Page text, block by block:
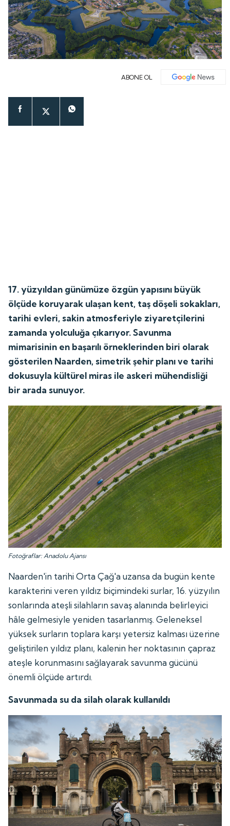
ABONE OL
17. yüzyıldan günümüze özgün yapısını büyük
ölçüde koruyarak ulaşan kent, taş döşeli sokakları,
tarihi evleri, sakin atmosferiyle ziyaretçilerini
zamanda yolculuğa çıkarıyor. Savunma
mimarisinin en başarılı örneklerinden biri olarak
gösterilen Naarden, simetrik şehir planı ve tarihi
dokusuyla kültürel miras ile askeri mühendisliği
bir arada sunuyor.
Fotoğraflar: Anadolu Ajansı
Naarden'in tarihi Orta Çağ'a uzansa da bugün kente
karakterini veren yıldız biçimindeki surlar, 16. yüzyılın
sonlarında ateşli silahların savaş alanında belirleyici
hâle gelmesiyle yeniden tasarlanmış. Geleneksel
yüksek surların toplara karşı yetersiz kalması üzerine
geliştirilen yıldız planı, kalenin her noktasının çapraz
ateşle korunmasını sağlayarak savunma gücünü
önemli ölçüde artırdı.
Savunmada su da silah olarak kullanıldı